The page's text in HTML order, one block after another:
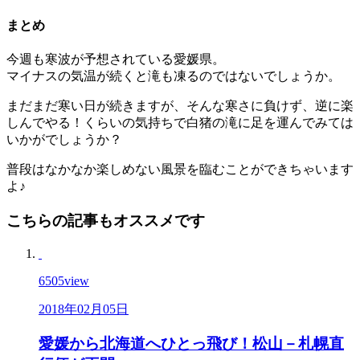
まとめ
今週も寒波が予想されている愛媛県。
マイナスの気温が続くと滝も凍るのではないでしょうか。
まだまだ寒い日が続きますが、そんな寒さに負けず、逆に楽
しんでやる！くらいの気持ちで白猪の滝に足を運んでみては
いかがでしょうか？
普段はなかなか楽しめない風景を臨むことができちゃいます
よ♪
こちらの記事もオススメです
6505view
2018年02月05日
愛媛から北海道へひとっ飛び！松山－札幌直